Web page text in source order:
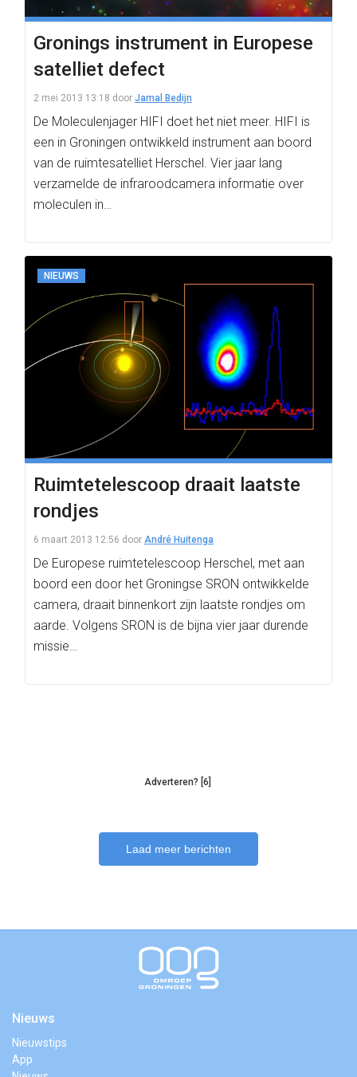
Gronings instrument in Europese
satelliet defect
2 mei 2013 13:18 door Jamal Bedijn
De Moleculenjager HIFI doet het niet meer. HIFI is
een in Groningen ontwikkeld instrument aan boord
van de ruimtesatelliet Herschel. Vier jaar lang
verzamelde de infraroodcamera informatie over
moleculen in…
NIEUWS
Ruimtetelescoop draait laatste
rondjes
6 maart 2013 12:56 door André Huitenga
De Europese ruimtetelescoop Herschel, met aan
boord een door het Groningse SRON ontwikkelde
camera, draait binnenkort zijn laatste rondjes om
aarde. Volgens SRON is de bijna vier jaar durende
missie…
Adverteren? [6]
Laad meer berichten
Nieuws
Nieuwstips
App